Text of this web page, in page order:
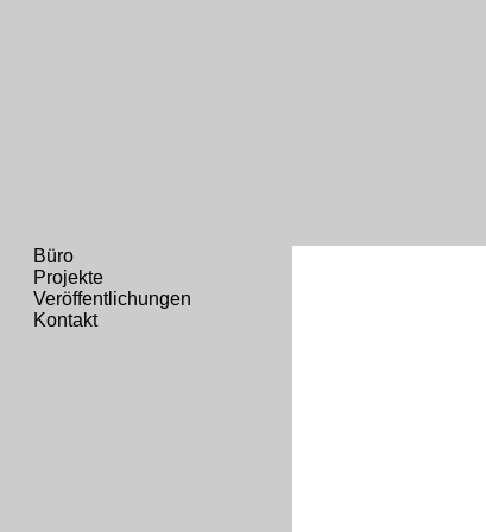
Büro
Projekte
Veröffentlichungen
Kontakt